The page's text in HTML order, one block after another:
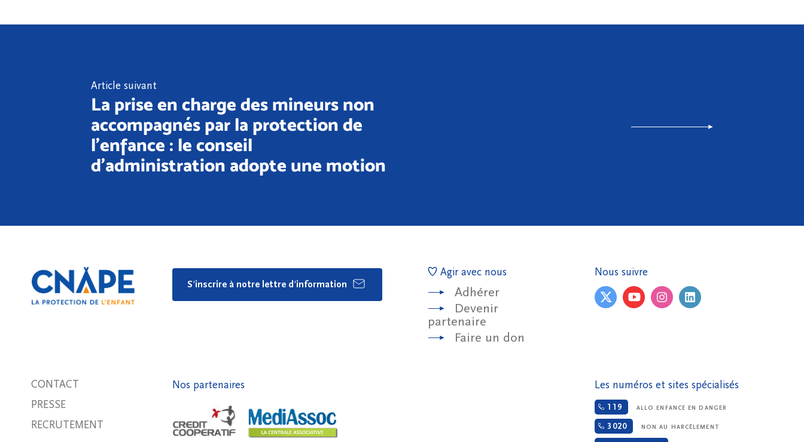
Article suivant
La prise en charge des mineurs non
accompagnés par la protection de
l'enfance : le conseil
d'administration adopte une motion
S'inscrire à notre lettre d'information
Agir avec nous
Adhérer
Devenir
partenaire
Faire un don
Nous suivre
CONTACT
PRESSE
RECRUTEMENT
Nos partenaires Les numéros et sites spécialisés
119 ALLO ENFANCE EN DANGER
3020 NON AU HARCÈLEMENT